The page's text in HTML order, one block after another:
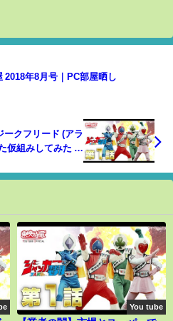
2018年8月号｜PC部屋晒し
ークフリード (アラ
仮組みしてみた ダ
You tube